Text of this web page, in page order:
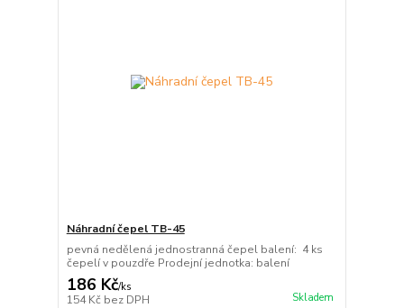
Náhradní čepel TB-45
pevná nedělená jednostranná čepel balení: 4 ks
čepelí v pouzdře Prodejní jednotka: balení
186 Kč/ks
154 Kč bez DPH Skladem